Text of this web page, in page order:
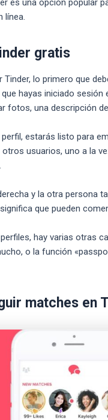
es una opción popular
línea.
gratis
Tinder, lo primero que
hayas iniciado
fotos, una descripción
estarás listo para
usuarios, uno a la
y la otra persona
que pueden
hay varias otras
o la función
matches en